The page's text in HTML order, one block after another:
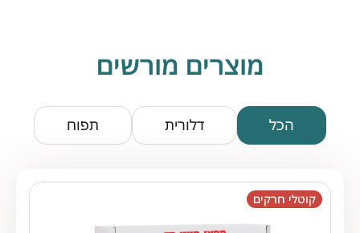
מוצרים מורשים
הכל דלורית תפוח
קוטלי חרקים